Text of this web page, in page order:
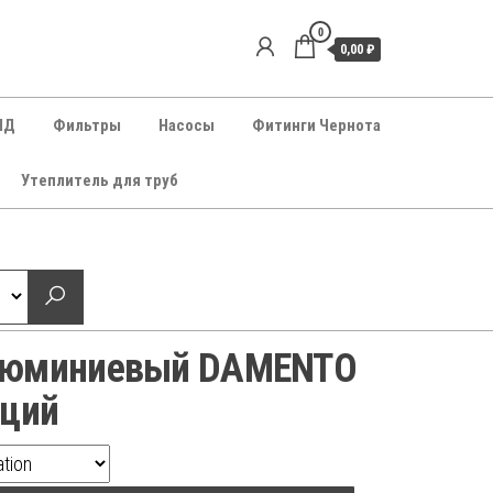
0
0,00 ₽
Фильтры Насосы Фитинги Чернота
Утеплитель для труб
DAMENTO